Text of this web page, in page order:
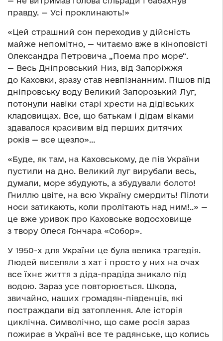
правду. — Усі проклинають!»
«Цей страшний сон переходив у дійсність
майже непомітно, — читаємо вже в кіноповісті
Олександра Петровича „Поема про море“.
— Весь Дніпровський Низ, від Запоріжжя
до Каховки, зразу став невпізнанним. Пішов під
дніпровську воду Великий Запорозький Луг,
потонули навіки старі хрести на дідівських
кладовищах. Все, що батькам і дідам віками
здавалося красивим від перших дитячих
років — все щезло»…
«Буде, як там, на Каховському, де пів України
пустили на дно. Великий луг вирубали весь,
думали, море збудують, а збудували болото!
Гниллю цвіте, на всю Україну смердить! Пілоти
носи затикають, коли пролітають над ним!..» —
це вже уривок про Каховське водосховище
з твору Олеся Гончара «Собор».
У 1950-х для України це була велика трагедія.
Людей виселяли з хат і просто у них на очах
все їхнє життя з діда-прадіда зникало під
водою. Зараз усе повторюється. Шкода,
звичайно, наших громадян-південців, які
постраждали від затоплення. Але історія
циклічна. Символічно, що саме росія зараз
пожирає в Україні все те радянське, що колись